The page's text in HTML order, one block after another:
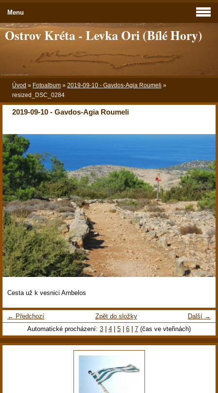
Ostrov Kréta - Levka Ori (Bílé Hory)
Úvod » Fotoalbum » 2019-09-10 - Gavdos-Agia Roumeli »
resized_DSC_0284
2019-09-10 - Gavdos-Agia Roumeli
Cesta už k vesnici Ambelos
← Předchozí Další →
Zpět do složky
Automatické procházení: 3 4 5 6 7 (čas ve vteřinách)
Menu